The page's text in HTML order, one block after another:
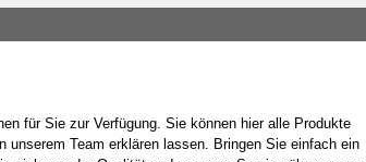
für Sie zur Verfügung. Sie können hier alle Produkte
unserem Team erklären lassen. Bringen Sie einfach ein